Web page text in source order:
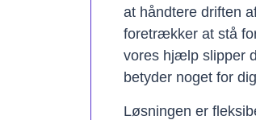
at håndtere driften
foretrækker at stå
vores hjælp slipper
betyder noget for
Løsningen er